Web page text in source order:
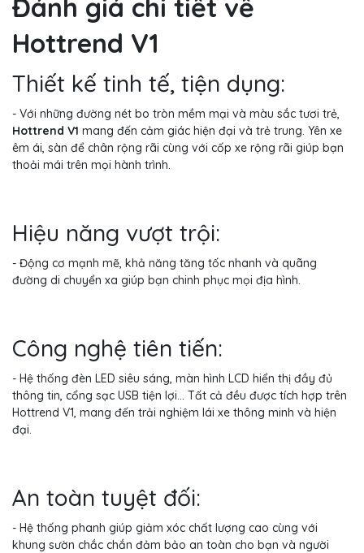
Đánh giá chi tiết về
Hottrend V1
Thiết kế tinh tế, tiện dụng:
- Với những đường nét bo tròn mềm mại và màu sắc tươi trẻ,
Hottrend V1 mang đến cảm giác hiện đại và trẻ trung. Yên xe
êm ái, sàn để chân rộng rãi cùng với cốp xe rộng rãi giúp bạn
thoải mái trên mọi hành trình.
Hiệu năng vượt trội:
- Động cơ mạnh mẽ, khả năng tăng tốc nhanh và quãng
đường di chuyển xa giúp bạn chinh phục mọi địa hình.
Công nghệ tiên tiến:
- Hệ thống đèn LED siêu sáng, màn hình LCD hiển thị đầy đủ
thông tin, cổng sạc USB tiện lợi... Tất cả đều được tích hợp trên
Hottrend V1, mang đến trải nghiệm lái xe thông minh và hiện
đại.
An toàn tuyệt đối:
- Hệ thống phanh giúp giảm xóc chất lượng cao cùng với
khung sườn chắc chắn đảm bảo an toàn cho bạn và người